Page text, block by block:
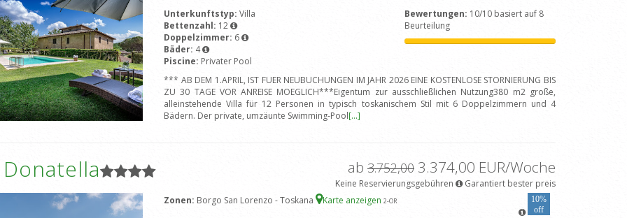
Unterkunftstyp: Villa
Bettenzahl: 12
Doppelzimmer: 6
Bäder: 4
Piscine: Privater Pool
Bewertungen: 10/10 basiert auf 8
Beurteilung
*** AB DEM 1.APRIL, IST FUER NEUBUCHUNGEN IM JAHR 2026 EINE KOSTENLOSE STORNIERUNG BIS
ZU 30 TAGE VOR ANREISE MOEGLICH***Eigentum zur ausschließlichen Nutzung380 m2 große,
alleinstehende Villa für 12 Personen in typisch toskanischem Stil mit 6 Doppelzimmern und 4
Bädern. Der private, umzäunte Swimming-Pool[...]
ab 3.752,00 3.374,00 EUR/Woche
Keine Reservierungsgebühren
Garantiert bester preis
Zonen: Borgo San Lorenzo - Toskana Karte anzeigen 2-OR
10%
off